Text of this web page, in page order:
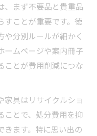
、まず不要品と貴重品
すことが重要です。徳
分別ルールが細かく
ームページや案内冊子
ことが費用削減につな
家具はリサイクルショ
ことで、処分費用を抑
きます。特に思い出の